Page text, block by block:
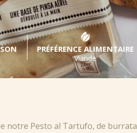
PRÉFÉRENCE ALIMENTAIRE
Viande
notre Pesto al Tartufo, de burrata